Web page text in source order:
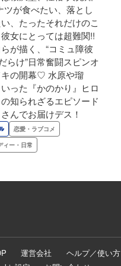
ツが食べたい、落とし
、たったそれだけのこ
女にとっては超難関!!
が描く、“コミュ障彼
らけ”日常奮闘スピンオ
の開幕♡ 水原や瑠
った『かのかり』ヒロ
知られざるエピソード
んでお届けデス！
恋愛・ラブコメ
ィー・日常
運営会社 ヘルプ／使い方